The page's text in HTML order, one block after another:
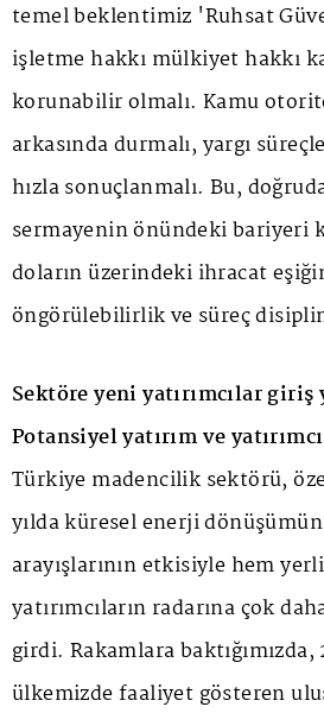
temel beklentimiz 'Ruhsat
işletme hakkı mülkiyet hakkı
korunabilir olmalı. Kamu
arkasında durmalı, yargı
hızla sonuçlanmalı. Bu,
sermayenin önündeki bariyeri
doların üzerindeki ihracat
öngörülebilirlik ve süreç
Sektöre yeni yatırımcılar giriş
Potansiyel yatırım ve
Türkiye madencilik sektörü,
yılda küresel enerji
arayışlarının etkisiyle hem
yatırımcıların radarına çok
girdi. Rakamlara baktığımızda,
ülkemizde faaliyet gösteren